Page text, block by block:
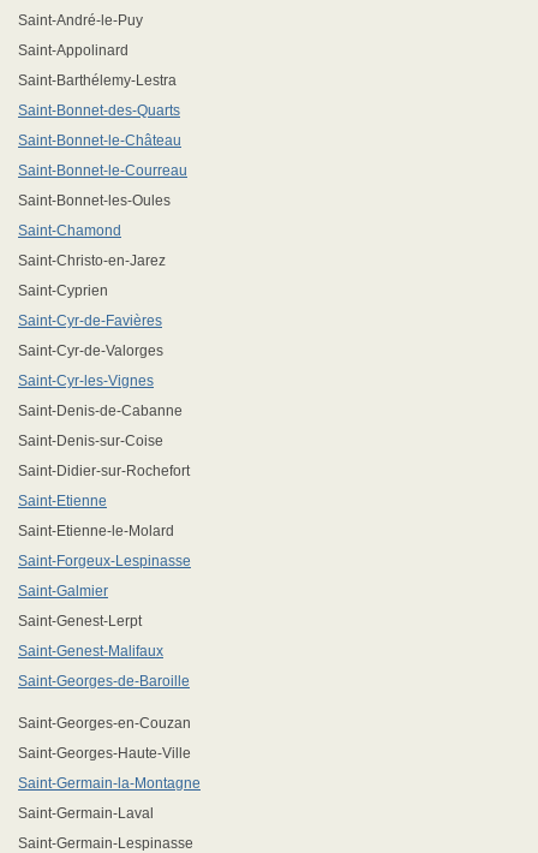
Saint-André-le-Puy
Saint-Appolinard
Saint-Barthélemy-Lestra
Saint-Bonnet-des-Quarts
Saint-Bonnet-le-Château
Saint-Bonnet-le-Courreau
Saint-Bonnet-les-Oules
Saint-Chamond
Saint-Christo-en-Jarez
Saint-Cyprien
Saint-Cyr-de-Favières
Saint-Cyr-de-Valorges
Saint-Cyr-les-Vignes
Saint-Denis-de-Cabanne
Saint-Denis-sur-Coise
Saint-Didier-sur-Rochefort
Saint-Etienne
Saint-Etienne-le-Molard
Saint-Forgeux-Lespinasse
Saint-Galmier
Saint-Genest-Lerpt
Saint-Genest-Malifaux
Saint-Georges-de-Baroille
Saint-Georges-en-Couzan
Saint-Georges-Haute-Ville
Saint-Germain-la-Montagne
Saint-Germain-Laval
Saint-Germain-Lespinasse